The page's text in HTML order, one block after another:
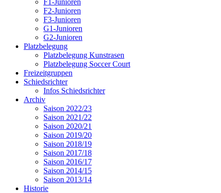
F2-Junioren
F3-Junioren
G1-Junioren
G2-Junioren
Platzbelegung
Platzbelegung Kunstrasen
Platzbelegung Soccer Court
Freizeitgruppen
Schiedsrichter
Infos Schiedsrichter
Archiv
Saison 2022/23
Saison 2021/22
Saison 2020/21
Saison 2019/20
Saison 2018/19
Saison 2017/18
Saison 2016/17
Saison 2014/15
Saison 2013/14
Historie